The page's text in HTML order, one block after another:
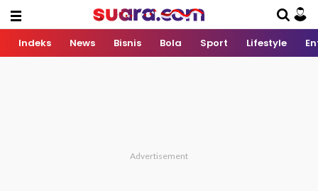
Indeks News Bisnis Bola Sport Lifestyle